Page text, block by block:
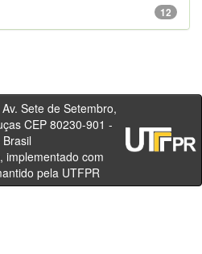
12
de Setembro,
CEP 80230-901 -
PR - Brasil
implementado com
pela UTFPR